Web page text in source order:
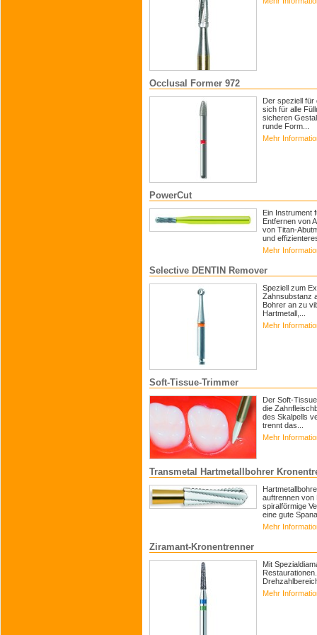
Occlusal Former 972
Der speziell für
sich für alle
sicheren
runde Form...
Mehr
PowerCut
Ein Instrument
Entfernen von
von Titan-
und
Mehr
Selective DENTIN Remover
Speziell zum
Zahnsubstanz
Bohrer an zu
Hartmetall,...
Mehr
Soft-Tissue-Trimmer
Der Soft-
die
des Skalpells
trennt das...
Mehr
Transmetal Hartmetallbohrer
auftrennen von
spiralförmige
eine gute
Mehr
Ziramant-Kronentrenner
Mit
Mehr